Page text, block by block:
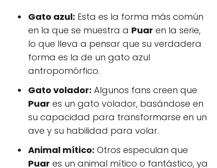
Gato azul: Esta es la forma más común
en la que se muestra a Puar en la serie,
lo que lleva a pensar que su verdadera
forma es la de un gato azul
antropomórfico.
Gato volador: Algunos fans creen que
Puar es un gato volador, basándose en
su capacidad para transformarse en un
ave y su habilidad para volar.
Animal mítico: Otros especulan que
Puar es un animal mítico o fantástico, ya